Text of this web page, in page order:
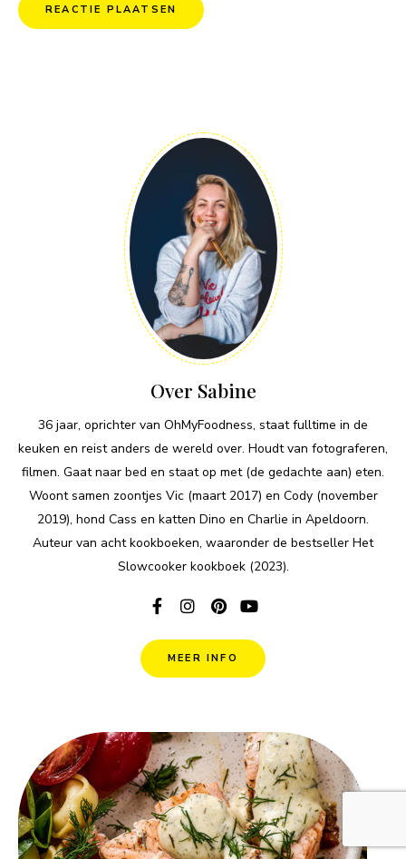
Over Sabine
36 jaar, oprichter van OhMyFoodness, staat fulltime in de
keuken en reist anders de wereld over. Houdt van fotograferen,
filmen. Gaat naar bed en staat op met (de gedachte aan) eten.
Woont samen zoontjes Vic (maart 2017) en Cody (november
2019), hond Cass en katten Dino en Charlie in Apeldoorn.
Auteur van acht kookboeken, waaronder de bestseller Het
Slowcooker kookboek (2023).
MEER INFO